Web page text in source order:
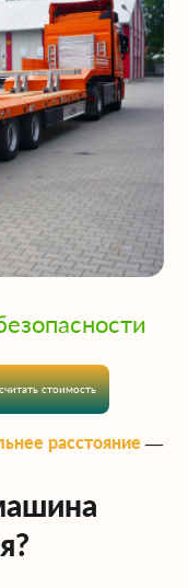
стоимость
расстояние —